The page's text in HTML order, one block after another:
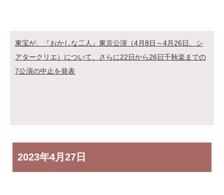
東宝が、『おかしな二人』東京公演（4月8日～4月26日、シ
アタークリエ）について、さらに22日から26日千秋楽までの
7公演の中止を発表
2023年4月27日